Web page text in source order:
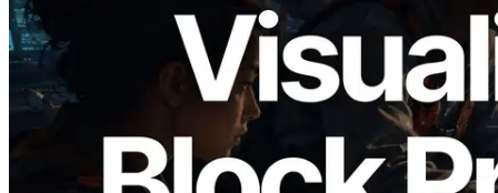
Validators Solutions เปิดตัว Solana Block
Analyzer — แสดงเวลาการผลิตบล็อก
ระดับ slot และบาลิเดเตอร์ที่รับผิดชอบ